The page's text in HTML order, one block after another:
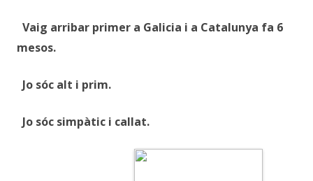
Vaig arribar primer a Galicia i a Catalunya fa 6
mesos.
Jo sóc alt i prim.
Jo sóc simpàtic i callat.